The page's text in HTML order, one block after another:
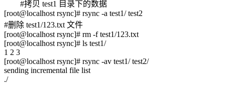
#拷贝 test1 目录下的数据
[root@localhost rsync]# rsync -a test1/ test2
#删除 test1/123.txt 文件
[root@localhost rsync]# rm -f test1/123.txt
[root@localhost rsync]# ls test1/
1 2 3
[root@localhost rsync]# rsync -av test1/ test2/
sending incremental file list
./